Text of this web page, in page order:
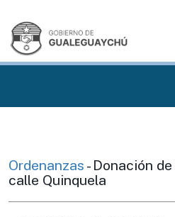
Ordenanzas - Donación
calle Quinquela